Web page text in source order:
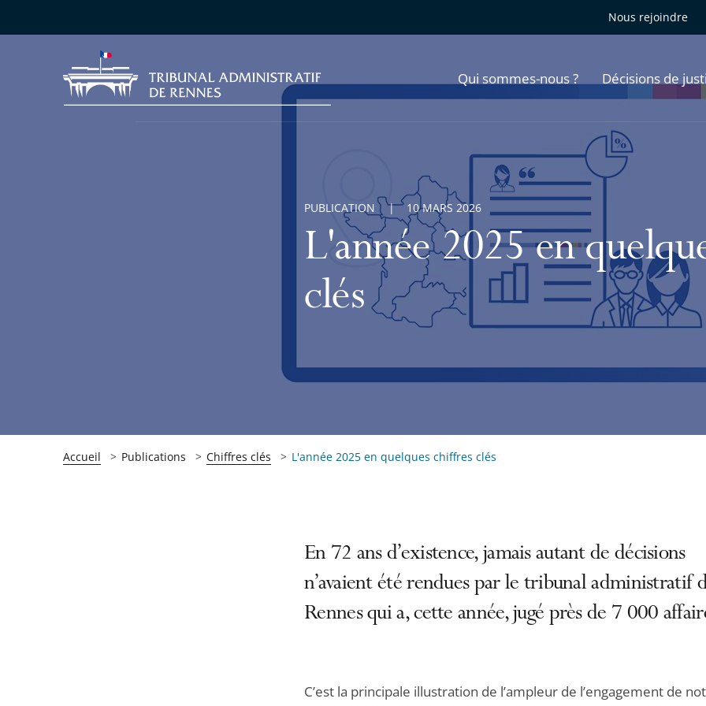
Nous rejoindre
Qui sommes-nous ? Décisions de
L'année 2025 en
clés
PUBLICATION 10 MARS 2026
Accueil Publications Chiffres clés L'année 2025 en quelques chiffres clés
En 72 ans d’existence, jamais autant de décisions
n’avaient été rendues par le tribunal administratif
Rennes qui a, cette année, jugé près de 7 000
C’est la principale illustration de l’ampleur de l’engagement de